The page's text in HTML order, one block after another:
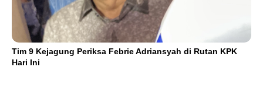
Tim 9 Kejagung Periksa Febrie Adriansyah di Rutan KPK
Hari Ini